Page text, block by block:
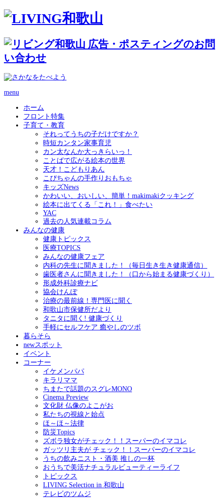
menu
ホーム
フロント特集
子育て・教育
それってうちの子だけですか？
時短カンタン家事育児
カン太なんか大っきらいっ！
ことばで広がる絵本の世界
天才！こどもりあん
こぴちゃんの手作りおもちゃ
キッズNews
かわいい、おいしい、簡単！makimakiクッキング
絵本に出てくる「これ！」食べたい
YAC
過去の人気連載コラム
みんなの健康
健康トピックス
医療TOPICS
みんなの健康フェア
内科の先生に聞きました！（毎日生き生き健康通信）
歯医者さんに聞きました！（口から始まる健康づくり）
形成外科診療ナビ
協会けんぽ
治療の最前線！専門医に聞く
和歌山市保健所だより
タニタに聞く! 健康づくり
手軽にセルフケア 癒やしのツボ
暮らそら
newスポット
イベント
コーナー
イケメンパパ
キラリママ
ちまたで話題のスグレMONO
Cinema Preview
文化財 仏像のよこがお
私たちの視線と始点
ほ～ほ～法律
防災Topics
ズボラ独女がチェック！！スーパーのイマコレ
ガッツリ主夫が チェック！！スーパーのイマコレ
うちの飲みニスト・酒美 推しの一杯
おうちで美活ナチュラルビューティーライフ
トピックス
LIVING Selection in 和歌山
テレビのツムジ